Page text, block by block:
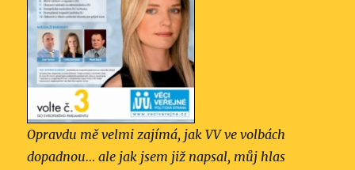
Opravdu mě velmi zajímá, jak VV ve volbách
dopadnou… ale jak jsem již napsal, můj hlas